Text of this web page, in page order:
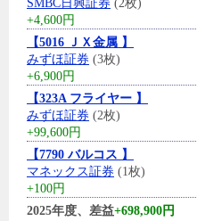
SMBC日興証券 (2枚)
+4,600円
【5016 ＪＸ金属 】
みずほ証券 (3枚)
+6,900円
【323A フライヤー 】
みずほ証券 (2枚)
+99,600円
【7790 バルコス 】
マネックス証券 (1枚)
+100円
2025年度、差益+698,900円